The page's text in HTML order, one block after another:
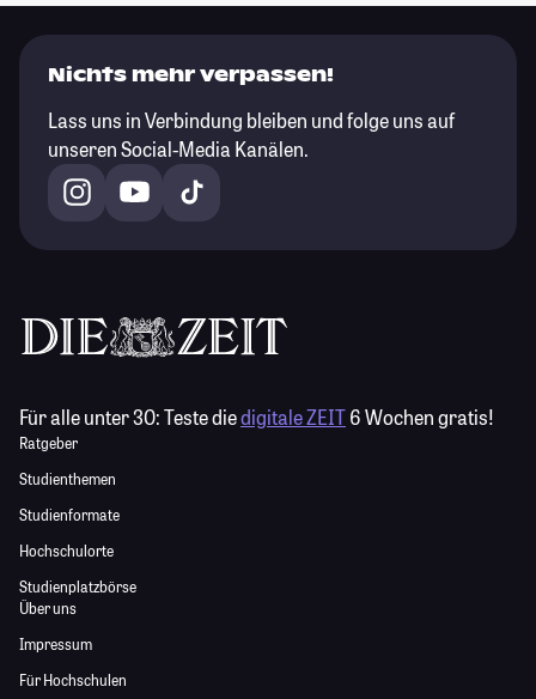
Nichts mehr verpassen!
Lass uns in Verbindung bleiben und folge uns auf
unseren Social-Media Kanälen.
Für alle unter 30:Teste diedigitale ZEIT6 Wochen gratis!
Ratgeber
Studienthemen
Studienformate
Hochschulorte
Studienplatzbörse
Über uns
Impressum
Für Hochschulen